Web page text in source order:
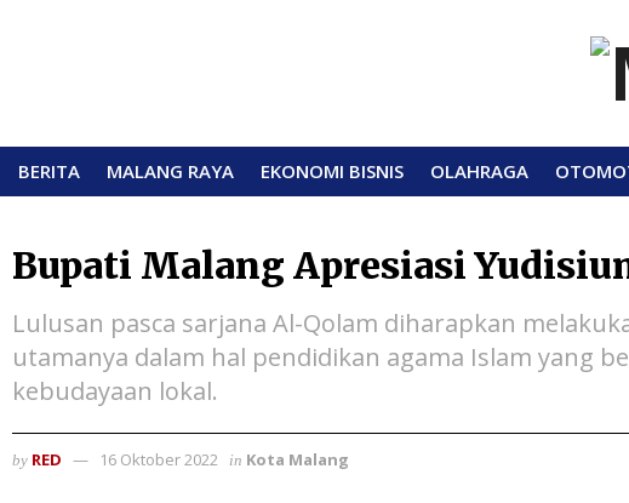
BERITA MALANG RAYA EKONOMI BISNIS OLAHRAGA
Bupati Malang Apresiasi
Lulusan pasca sarjana Al-Qolam diharapkan
utamanya dalam hal pendidikan agama Islam yang
kebudayaan lokal.
by RED 16 Oktober 2022 in Kota Malang